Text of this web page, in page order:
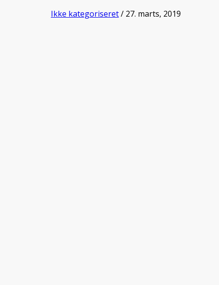
Ikke kategoriseret/ 27. marts, 2019